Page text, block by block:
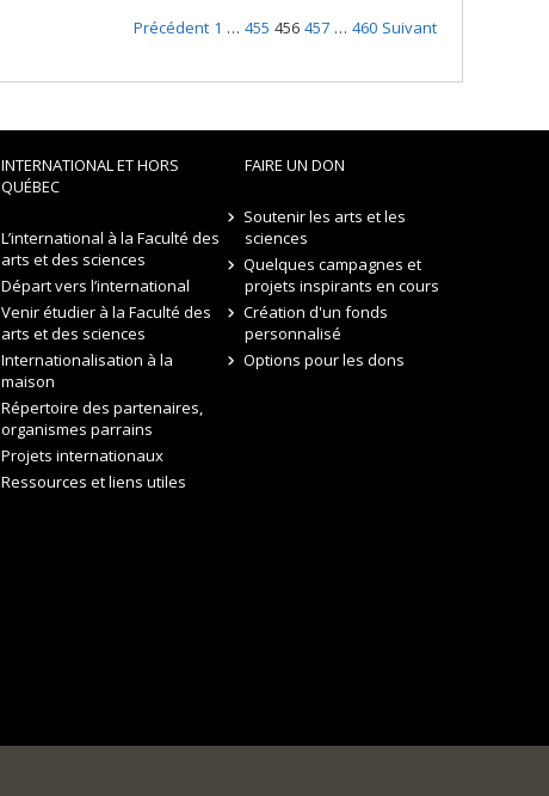
Précédent 1 … 455 456 457 … 460 Suivant
INTERNATIONAL ET HORS
QUÉBEC
L’international à la Faculté des
arts et des sciences
Départ vers l’international
Venir étudier à la Faculté des
arts et des sciences
Internationalisation à la
maison
Répertoire des partenaires,
organismes parrains
Projets internationaux
Ressources et liens utiles
FAIRE UN DON
Soutenir les arts et les
sciences
Quelques campagnes et
projets inspirants en cours
Création d'un fonds
personnalisé
Options pour les dons